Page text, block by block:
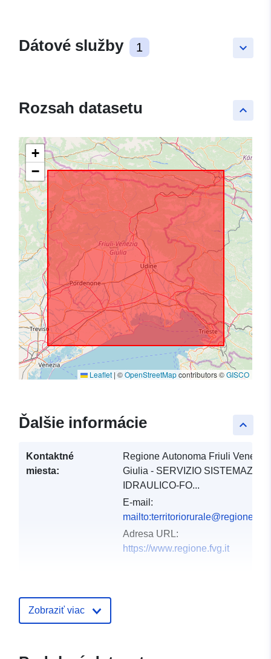
keyboard_arrow_down
Dátové služby 1
keyboard_arrow_up
Rozsah datasetu
+
−
Leaflet |©OpenStreetMapcontributors ©GISCO
keyboard_arrow_up
Ďalšie informácie
Kontaktné
miesta:
Regione Autonoma Friuli Venezia
Giulia - SERVIZIO
IDRAULICO-FO...
E-mail:
Adresa URL:
https://www.regione.fvg.it
Zobraziť viac